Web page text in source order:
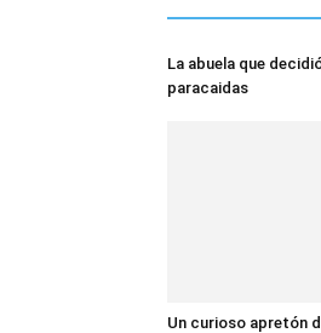
La abuela que
paracaidas
Un curioso apretón